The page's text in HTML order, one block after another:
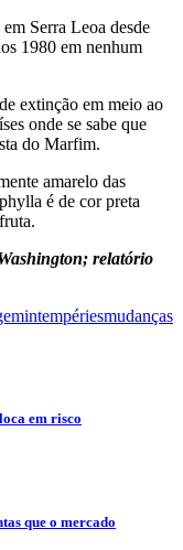
Serra Leoa desde
1980 em nenhum
extinção em meio ao
onde se sabe que
do Marfim.
amarelo das
é de cor preta
relatório
intempériesmudanças
em risco
que o mercado